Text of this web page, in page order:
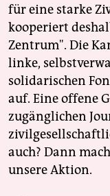
für eine starke
kooperiert
Zentrum". Die
linke,
solidarischen
auf. Eine offene
zugänglichen
auch? Dann
unsere Aktion.